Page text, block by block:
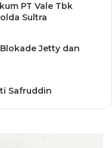
PT Vale Tbk
Sultra
Jetty dan
Safruddin